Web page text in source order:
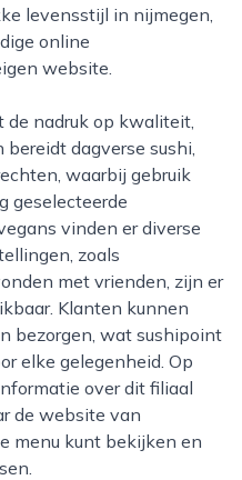
levensstijl in nijmegen,
online
website.
dagverse sushi,
waarbij gebruik
geselecteerde
vinden er diverse
zoals
met vrienden, zijn er
Klanten kunnen
bezorgen, wat sushipoint
elke gelegenheid. Op
over dit filiaal
de website van
menu kunt bekijken en